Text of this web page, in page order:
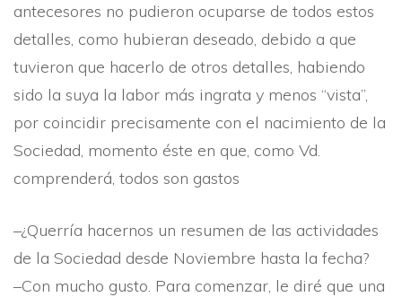
antecesores no pudieron ocuparse de todos estos
detalles, como hubieran deseado, debido a que
tuvieron que hacerlo de otros detalles, habiendo
sido la suya la labor más ingrata y menos “vista”,
por coincidir precisamente con el nacimiento de la
Sociedad, momento éste en que, como Vd.
comprenderá, todos son gastos
–¿Querrí­a hacernos un resumen de las actividades
de la Sociedad desde Noviembre hasta la fecha?
–Con mucho gusto. Para comenzar, le diré que una